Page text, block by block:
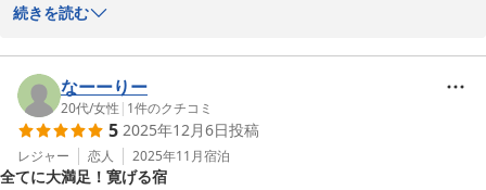
また、大切なお母さまとのご旅行に「GUESTHOUSE
寝具の移動により階段の上り下りなく快適にお過ごしいただけとの
こと、私どもも大変嬉しく
ホットいたしました。
室内の清掃や管理面について温かいお言葉を頂戴し、ありがとうご
続きを読む
なーーりー
20代/女性 | 1件のクチコミ
5 2025年12月6日投稿
レジャー 恋人 2025年11月宿泊
全てに大満足！寛げる宿